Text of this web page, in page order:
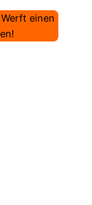
einen